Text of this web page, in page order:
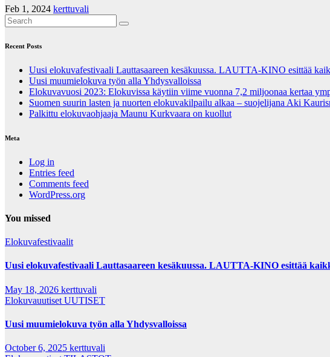
Feb 1, 2024 kerttuvali
Recent Posts
Uusi elokuvafestivaali Lauttasaareen kesäkuussa. LAUTTA-KINO esittää
Uusi muumielokuva työn alla Yhdysvalloissa
Elokuvavuosi 2023: Elokuvissa käytiin viime vuonna 7,2 miljoonaa kertaa
Suomen suurin lasten ja nuorten elokuvakilpailu alkaa – suojelijana Aki
Palkittu elokuvaohjaaja Maunu Kurkvaara on kuollut
Meta
Log in
Entries feed
Comments feed
WordPress.org
You missed
Elokuvafestivaalit
Uusi elokuvafestivaali Lauttasaareen kesäkuussa. LAUTTA-KINO esittää
May 18, 2026 kerttuvali
Elokuvauutiset UUTISET
Uusi muumielokuva työn alla Yhdysvalloissa
October 6, 2025 kerttuvali